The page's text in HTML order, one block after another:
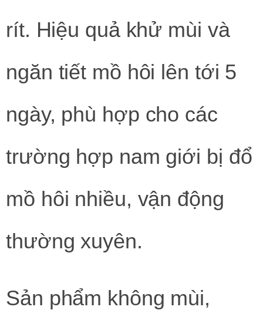
rít. Hiệu quả khử mùi và
ngăn tiết mồ hôi lên tới 5
ngày, phù hợp cho các
trường hợp nam giới bị đổ
mồ hôi nhiều, vận động
thường xuyên.
Sản phẩm không mùi,